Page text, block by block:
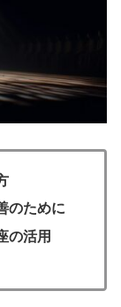
のために
の活用